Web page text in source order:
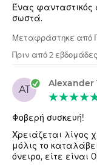
Ένας φανταστικός
σωστά.
Μεταφράστηκε από
Πριν από 2 εβδομάδες
AT
Alexander
Φοβερή συσκευή!
Χρειάζεται λίγος
μόλις το
όνειρο, είτε είναι